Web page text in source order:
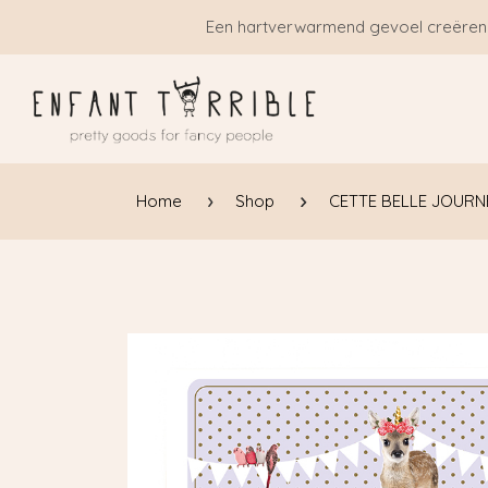
Een hartverwarmend gevoel creëren
Home Shop CETTE BELLE